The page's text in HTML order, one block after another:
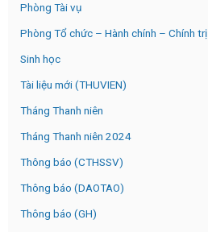
Phòng Tài vụ
Phòng Tổ chức – Hành chính – Chính trị
Sinh học
Tài liệu mới (THUVIEN)
Tháng Thanh niên
Tháng Thanh niên 2024
Thông báo (CTHSSV)
Thông báo (DAOTAO)
Thông báo (GH)